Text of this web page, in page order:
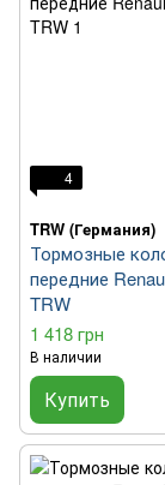
4
TRW (Германия)
Тормозные
передние
TRW
1 418 грн
В наличии
Купить